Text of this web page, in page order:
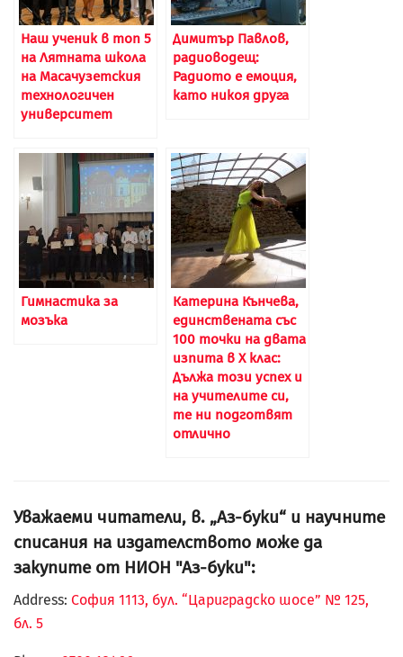
Наш ученик в топ 5
на Лятната школа
на Масачузетския
технологичен
университет
Димитър Павлов,
радиоводещ:
Радиото е емоция,
като никоя друга
Гимнастика за
мозъка
Катерина Кънчева,
единствената със
100 точки на двата
изпита в X клас:
Дължа този успех и
на учителите си,
те ни подготвят
отлично
Уважаеми читатели, в. „Аз-буки“ и научните
списания на издателството може да
закупите от НИОН "Аз-буки":
Address: София 1113, бул. “Цариградско шосе” № 125,
бл. 5